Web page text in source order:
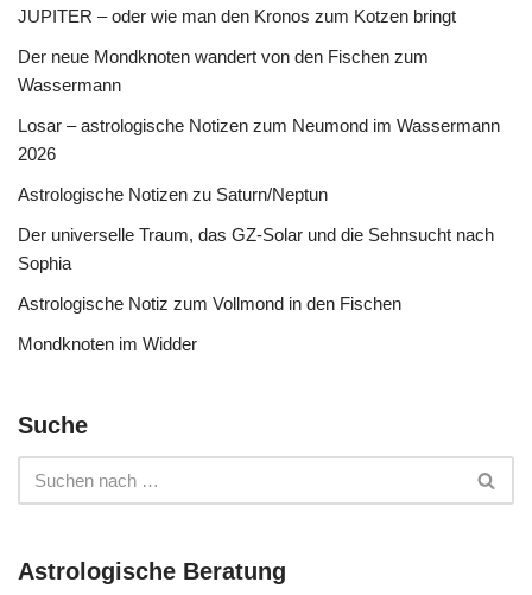
JUPITER – oder wie man den Kronos zum Kotzen bringt
Der neue Mondknoten wandert von den Fischen zum
Wassermann
Losar – astrologische Notizen zum Neumond im Wassermann
2026
Astrologische Notizen zu Saturn/Neptun
Der universelle Traum, das GZ-Solar und die Sehnsucht nach
Sophia
Astrologische Notiz zum Vollmond in den Fischen
Mondknoten im Widder
Suche
Astrologische Beratung